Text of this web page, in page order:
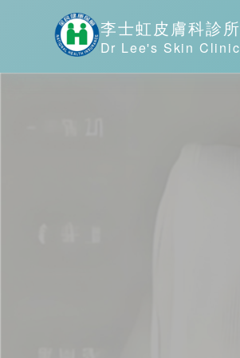
李士虹皮膚科診所
Dr Lee's Skin Clinic